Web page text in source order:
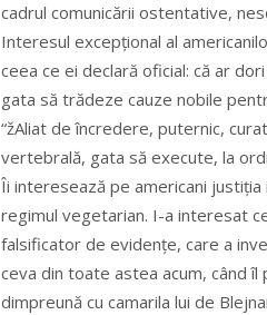
cadrul comunicării ostentative,
Interesul excepțional al
ceea ce ei declară oficial: că ar
gata să trădeze cauze nobile
“žAliat de încredere, puternic,
vertebrală, gata să execute, la
Îi interesează pe americani
regimul vegetarian. I-a interesat
falsificator de evidențe, care a
ceva din toate astea acum, când
dimpreună cu camarila lui de